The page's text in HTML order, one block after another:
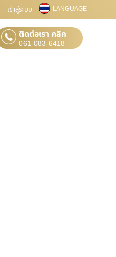
เข้าสู่ระบบ LANGUAGE
ติดต่อเรา คลิก
061-083-6418